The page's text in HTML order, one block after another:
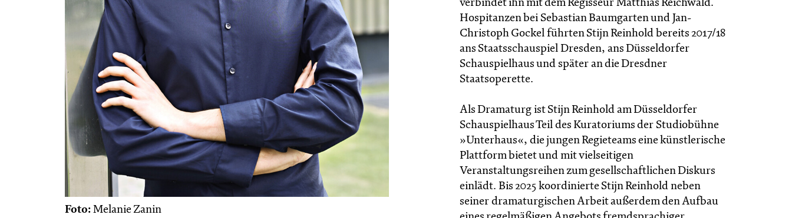
Foto: Melanie Zanin
verbindet ihn mit dem Regisseur Matthias Reichwald.
Hospitanzen bei Sebastian Baumgarten und Jan-
Christoph Gockel führten Stijn Reinhold bereits 2017/18
ans Staatsschauspiel Dresden, ans Düsseldorfer
Schauspielhaus und später an die Dresdner
Staatsoperette.
Als Dramaturg ist Stijn Reinhold am Düsseldorfer
Schauspielhaus Teil des Kuratoriums der Studiobühne
»Unterhaus«, die jungen Regieteams eine künstlerische
Plattform bietet und mit vielseitigen
Veranstaltungsreihen zum gesellschaftlichen Diskurs
einlädt. Bis 2025 koordinierte Stijn Reinhold neben
seiner dramaturgischen Arbeit außerdem den Aufbau